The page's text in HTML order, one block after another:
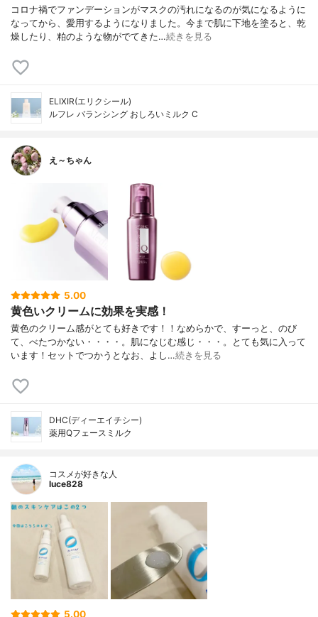
コロナ禍でファンデーションがマスクの汚れになるのが気になるように
なってから、愛用するようになりました。今まで肌に下地を塗ると、乾
燥したり、粕のような物がでてきた…続きを見る
ELIXIR(エリクシール)
ルフレ バランシング おしろいミルク C
え～ちゃん
5.00
黄色いクリームに効果を実感！
黄色のクリーム感がとても好きです！！なめらかで、すーっと、のび
て、べたつかない・・・・。肌になじむ感じ・・・。とても気に入って
います！セットでつかうとなお、よし…続きを見る
DHC(ディーエイチシー)
薬用Qフェースミルク
コスメが好きな人
luce828
5.00